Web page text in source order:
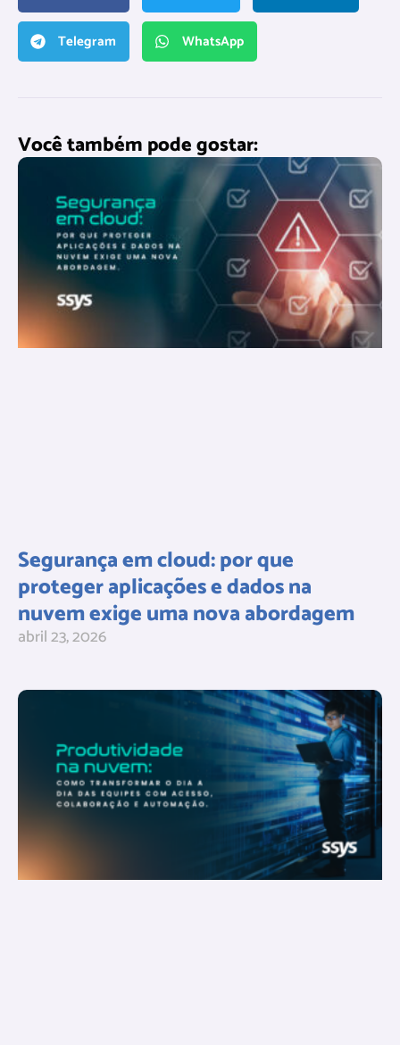
Telegram WhatsApp
Você também pode gostar:
Segurança em cloud: por que
proteger aplicações e dados na
nuvem exige uma nova abordagem
abril 23, 2026